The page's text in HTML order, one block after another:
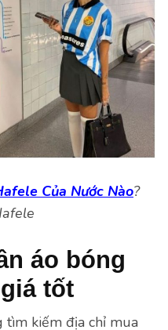
Của Nước Nào?
áo bóng
tốt
tìm kiếm địa chỉ mua